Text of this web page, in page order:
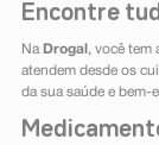
Encontre
Na Drogal , você tem
atendem desde os
da sua saúde e bem-